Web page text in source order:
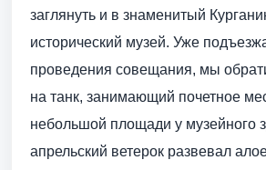
заглянуть и в знаменитый
историчес­кий музей. Уже
проведения совещания, мы
на танк, занимающий почетное
небольшой площади у музейного
апрельский ветерок развевал